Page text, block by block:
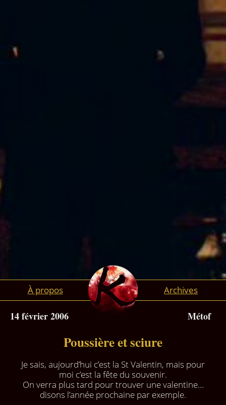
À propos Archives
14 février 2006 Métof
Poussière et sciure
Je sais, aujourd’hui c’est la St Valentin, mais pour
moi c’est la fête du souvenir.
On verra plus tard pour trouver une valentine…
disons l’année prochaine par exemple.